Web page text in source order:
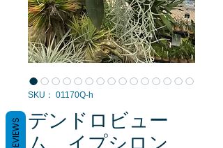
SKU： 01170Q-h
デンドロビュー
ム イプシロン
REVIEWS